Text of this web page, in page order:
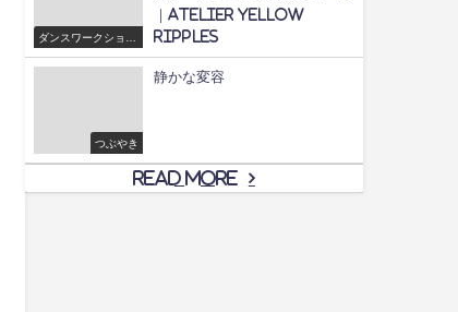
ダンスワークショッ
プ/舞
｜Atelier yellow
ripples
つぶやき
静かな変容
Read More